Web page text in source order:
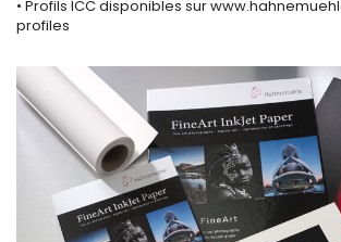
• Profils ICC disponibles sur
profiles